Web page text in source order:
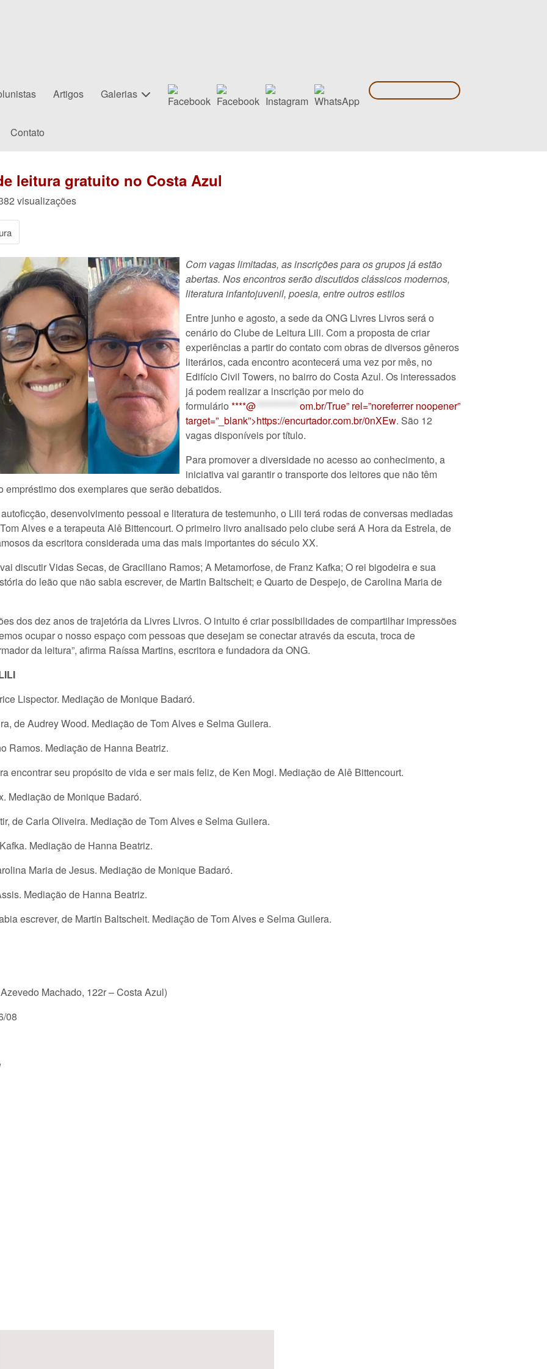
Artigos Galerias
Contato
leitura gratuito no Costa Azul
visualizações
Com vagas limitadas, as inscrições para os grupos já estão
abertas. Nos encontros serão discutidos clássicos modernos,
literatura infantojuvenil, poesia, entre outros estilos
Entre junho e agosto, a sede da ONG Livres Livros será o
cenário do Clube de Leitura Lili. Com a proposta de criar
experiências a partir do contato com obras de diversos gêneros
literários, cada encontro acontecerá uma vez por mês, no
Edifício Civil Towers, no bairro do Costa Azul. Os interessados
já podem realizar a inscrição por meio do
formulário ****@
om.br/True” rel=”noreferrer noopener”
target=”_blank”>https://encurtador.com.br/0nXEw. São 12
vagas disponíveis por título.
Para promover a diversidade no acesso ao conhecimento, a
iniciativa vai garantir o transporte dos leitores que não têm
dos exemplares que serão debatidos.
desenvolvimento pessoal e literatura de testemunho, o Lili terá rodas de conversas mediadas
Alves e a terapeuta Alê Bittencourt. O primeiro livro analisado pelo clube será A Hora da Estrela, de
da escritora considerada uma das mais importantes do século XX.
discutir Vidas Secas, de Graciliano Ramos; A Metamorfose, de Franz Kafka; O rei bigodeira e sua
do leão que não sabia escrever, de Martin Baltscheit; e Quarto de Despejo, de Carolina Maria de
dos dez anos de trajetória da Livres Livros. O intuito é criar possibilidades de compartilhar impressões
ocupar o nosso espaço com pessoas que desejam se conectar através da escuta, troca de
da leitura”, afirma Raíssa Martins, escritora e fundadora da ONG.
Lispector. Mediação de Monique Badaró.
de Audrey Wood. Mediação de Tom Alves e Selma Guilera.
Ramos. Mediação de Hanna Beatriz.
encontrar seu propósito de vida e ser mais feliz, de Ken Mogi. Mediação de Alê Bittencourt.
Mediação de Monique Badaró.
de Carla Oliveira. Mediação de Tom Alves e Selma Guilera.
Mediação de Hanna Beatriz.
Maria de Jesus. Mediação de Monique Badaró.
Mediação de Hanna Beatriz.
escrever, de Martin Baltscheit. Mediação de Tom Alves e Selma Guilera.
Machado, 122r – Costa Azul)
08